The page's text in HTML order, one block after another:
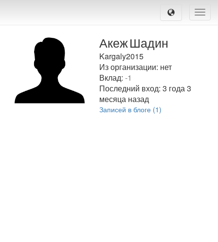
Toggle
АкежШадин
Kargaly2015
Из организации: нет
Вклад:-1
Последний вход:3 года 3
месяца назад
Записей в блоге (1)